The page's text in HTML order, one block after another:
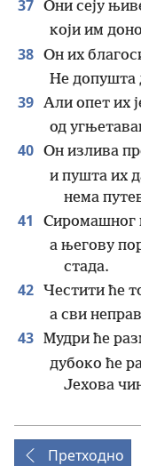
37 Они сеју
који им
38 Он их
Не допушта
39 Али опет их
од
40 Он излива
и пушта их
нема
41 Сиромашног
а његову
стада.
42 Честити ће
а сви
43 Мудри ће
дубоко ће
Јехова
Претходно